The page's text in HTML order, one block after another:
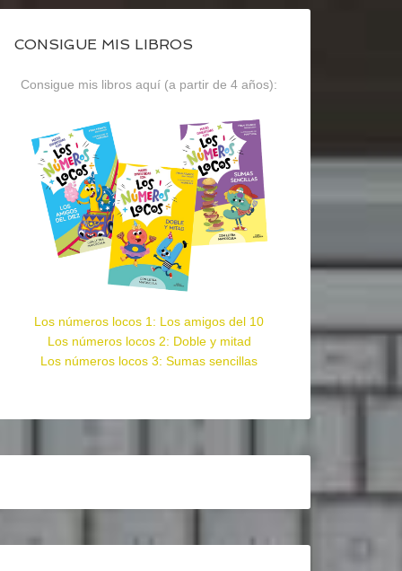
CONSIGUE MIS LIBROS
Consigue mis libros aquí (a partir de 4 años):
Los números locos 1: Los amigos del 10
Los números locos 2: Doble y mitad
Los números locos 3: Sumas sencillas